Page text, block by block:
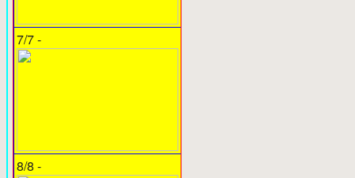
7/7 -
8/8 -